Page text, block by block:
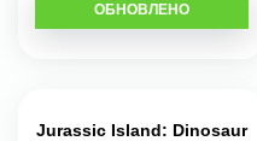
СКАЧАТЬ
ОБНОВЛЕНО
Jurassic Island: Dinosaur